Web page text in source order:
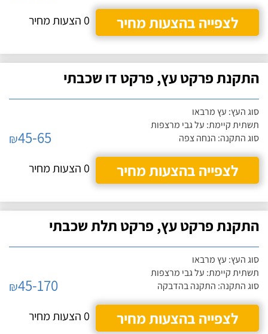
לצפייה בהצעות מחיר
0 הצעות מחיר
התקנת פרקט עץ, פרקט דו שכבתי
סוג העץ: עץ מרבאו
תשתית קיימת: על גבי מרצפות
סוג התקנה: הנחה צפה
₪45-65
לצפייה בהצעות מחיר
0 הצעות מחיר
התקנת פרקט עץ, פרקט תלת שכבתי
סוג העץ: עץ מרבאו
תשתית קיימת: על גבי מרצפות
סוג התקנה: התקנה בהדבקה
₪45-170
לצפייה בהצעות מחיר
0 הצעות מחיר